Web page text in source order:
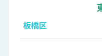
板橋区